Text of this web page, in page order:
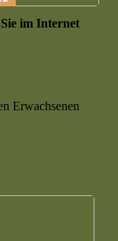
im Internet
Erwachsenen